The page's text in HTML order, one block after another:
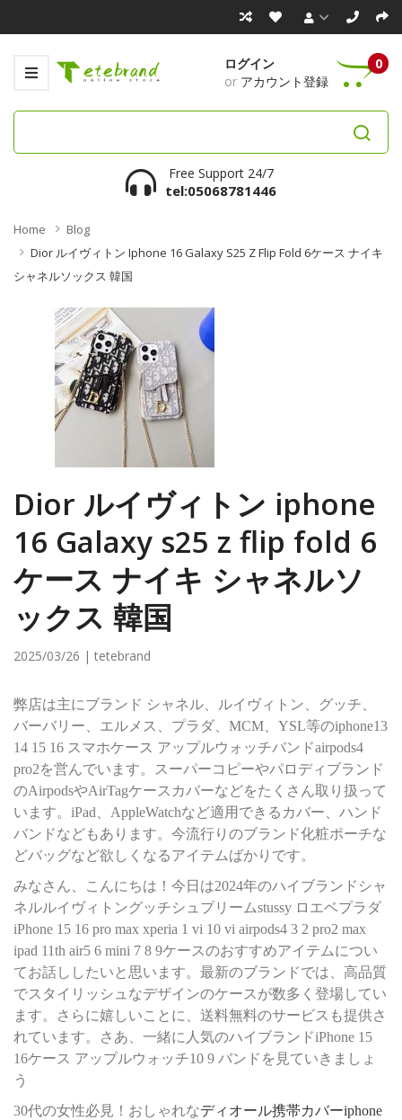
ログイン
or アカウント登録
0
Free Support 24/7
tel:05068781446
Home
Blog
Dior ルイヴィトン Iphone 16 Galaxy S25 Z Flip Fold 6ケース ナイキ
シャネルソックス 韓国
Dior ルイヴィトン iphone
16 Galaxy s25 z flip fold 6
ケース ナイキ シャネルソ
ックス 韓国
2025/03/26 | tetebrand
弊店は主にブランド シャネル、ルイヴィトン、グッチ、
バーバリー、エルメス、プラダ、MCM、YSL等のiphone13
14 15 16 スマホケース アップルウォッチバンドairpods4
pro2を営んでいます。スーパーコピーやパロディブランド
のAirpodsやAirTagケースカバーなどをたくさん取り扱って
います。iPad、AppleWatchなど適用できるカバー、ハンド
バンドなどもあります。今流行りのブランド化粧ポーチな
どバッグなど欲しくなるアイテムばかりです。
みなさん、こんにちは！今日は2024年のハイブランドシャ
ネルルイヴィトングッチシュプリームstussy ロエベプラダ
iPhone 15 16 pro max xperia 1 vi 10 vi airpods4 3 2 pro2 max
ipad 11th air5 6 mini 7 8 9ケースのおすすめアイテムについ
てお話ししたいと思います。最新のブランドでは、高品質
でスタイリッシュなデザインのケースが数多く登場してい
ます。さらに嬉しいことに、送料無料のサービスも提供さ
れています。さあ、一緒に人気のハイブランドiPhone 15
16ケース アップルウォッチ10 9 バンドを見ていきましょ
う
30代の女性必見！おしゃれなディオール携帯カバーiphone